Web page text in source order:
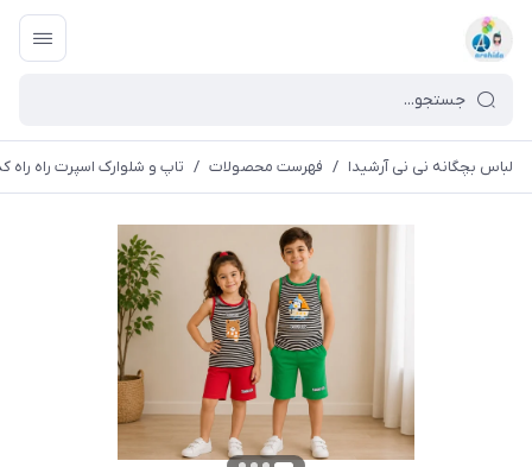
لباس بچگانه نی نی آرشیدا / فهرست محصولات / تاپ و شلوارک اسپرت راه راه کد